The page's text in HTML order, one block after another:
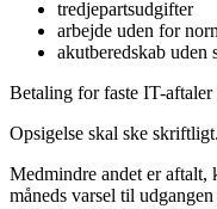
tredjepartsudgifter
arbejde uden for
akutberedskab uden
Betaling for faste IT-
Opsigelse skal ske skriftligt.
Medmindre andet er aftalt,
måneds varsel til